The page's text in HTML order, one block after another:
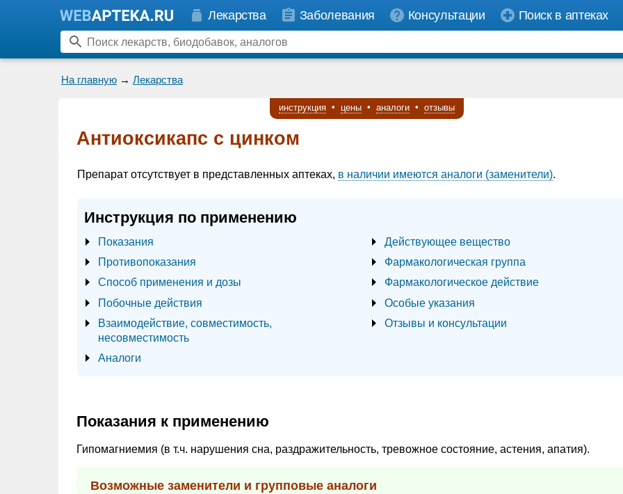
Лекарства Заболевания Консультации Поиск в аптеках
На главную → Лекарства
инструкция • цены • аналоги • отзывы
Антиоксикапс с цинком
Препарат отсутствует в представленных аптеках, в наличии имеются аналоги (заменители).
Инструкция по применению
Показания
Противопоказания
Способ применения и дозы
Побочные действия
Взаимодействие, совместимость,
несовместимость
Аналоги
Действующее вещество
Фармакологическая группа
Фармакологическое действие
Особые указания
Отзывы и консультации
Показания к применению
Гипомагниемия (в т.ч. нарушения сна, раздражительность, тревожное состояние, астения, апатия).
Возможные заменители и групповые аналоги